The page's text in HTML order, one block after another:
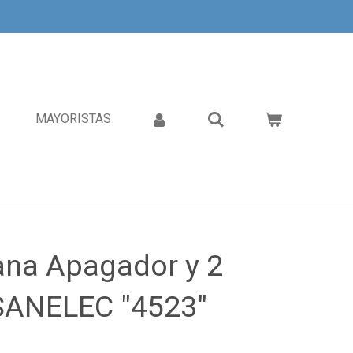
MAYORISTAS
Apagador y 2
"4523"